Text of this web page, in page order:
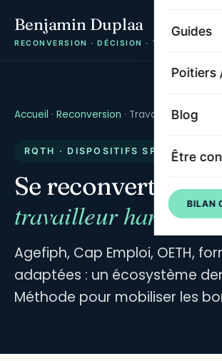
Benjamin Duplaa
RECONVERSION · DÉCISION · TRAJECTOIRE
Guides
Poitiers
Blog
Être
BILAN
Accueil · Reconversion · Travailleur
RQTH · DISPOSITIFS SPÉCIFIQUES
Se reconvertir en
travailleur
Agefiph, Cap Emploi, OETH,
adaptées : un écosystème
Méthode pour mobiliser les